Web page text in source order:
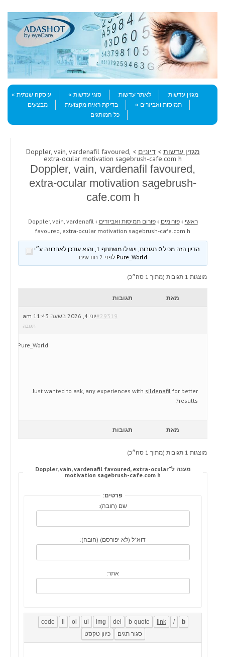
Menu
Skip to content
מגזין עדשות
לאתר עדשות סוגי עדשות
עיסקה שנתית
תמיסות ואביזרים
בדיקת ראיה מקצועית
מבצעים
כל המותגים
מגזין עדשות >דיונים > Doppler, vain, vardenafil favoured,
extra-ocular motivation sagebrush-cafe.com h
Doppler, vain, vardenafil favoured,
extra-ocular motivation sagebrush-
cafe.com h
ראשי › פורומים › פורום תמיסות ואביזרים ›
Doppler, vain, vardenafil
favoured, extra-ocular motivation sagebrush-cafe.com h
הדיון הזה מכיל 0 תגובות, ויש לו משתתף 1, והוא עודכן לאחרונה ע״י
לפני 2 חודשים .
מוצגות 1 תגובות (מתוך 1 סה״כ)
מאת תגובות
יוני 4, 2026 בשעה 11:43 am#29319
תגובה
Pure_World
Just wanted to ask, any experiences with sildenafil for better
results?
מאת תגובות
מוצגות 1 תגובות (מתוך 1 סה״כ)
מענה ל־Doppler, vain, vardenafil favoured, extra-ocular
motivation sagebrush-cafe.com h
פרטים:
שם (חובה):
דוא"ל (לא יפורסם) (חובה):
אתר: